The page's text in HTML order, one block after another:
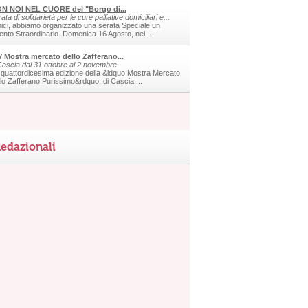
NOI NEL CUORE del "Borgo di...
di solidarietà per le cure palliative domiciliari e...
abbiamo organizzato una serata Speciale un
Straordinario. Domenica 16 Agosto, nel...
Mostra mercato dello Zafferano...
dal 31 ottobre al 2 novembre
quattordicesima edizione della &ldquo;Mostra Mercato
Zafferano Purissimo&rdquo; di Cascia,...